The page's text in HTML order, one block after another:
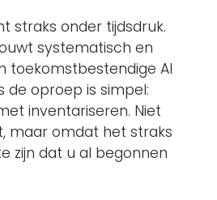
straks onder tijdsdruk.
systematisch en
toekomstbestendige AI
de oproep is simpel:
inventariseren. Niet
maar omdat het straks
zijn dat u al begonnen